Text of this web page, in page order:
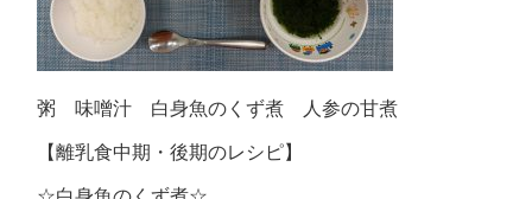
粥 味噌汁 白身魚のくず煮 人参の甘煮
【離乳食中期・後期のレシピ】